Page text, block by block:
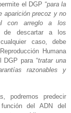
el DGP “para la
aparición precoz y no
con arreglo a los
de descartar a los
caso, debe
Humana
para “tratar una
razonables y
podremos predecir
del ADN del